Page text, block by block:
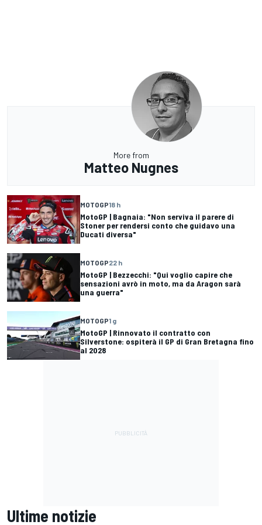
More from
Matteo Nugnes
MOTOGP18 h
MotoGP | Bagnaia: "Non serviva il parere di
Stoner per rendersi conto che guidavo una
Ducati diversa"
MOTOGP22 h
MotoGP | Bezzecchi: "Qui voglio capire che
sensazioni avrò in moto, ma da Aragon sarà
una guerra"
MOTOGP1 g
MotoGP | Rinnovato il contratto con
Silverstone: ospiterà il GP di Gran Bretagna fino
al 2028
Ultime notizie